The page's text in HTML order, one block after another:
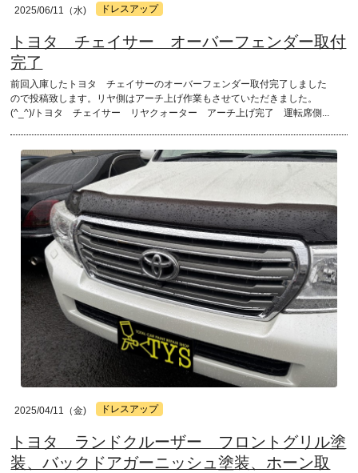
2025/06/11（水) ドレスアップ
トヨタ チェイサー オーバーフェンダー取付
完了
前回入庫したトヨタ チェイサーのオーバーフェンダー取付完了しました
ので投稿致します。リヤ側はアーチ上げ作業もさせていただきました。
(^_^)/トヨタ チェイサー リヤクォーター アーチ上げ完了 運転席側...
2025/04/11（金) ドレスアップ
トヨタ ランドクルーザー フロントグリル塗
装、バックドアガーニッシュ塗装、ホーン取